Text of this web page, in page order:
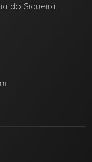
do Siqueira